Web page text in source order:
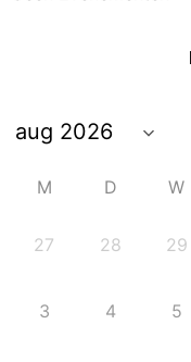
M D W
27 28 29
3 4 5